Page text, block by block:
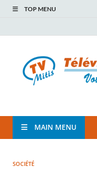
TOP MENU
TVM
MAIN MENU
SOCIÉTÉ